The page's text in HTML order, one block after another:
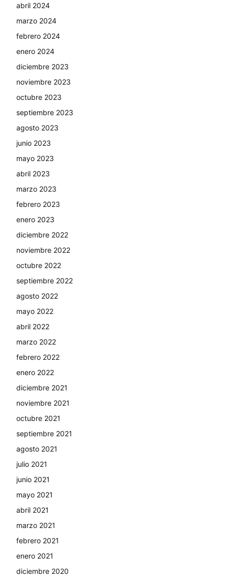
abril 2024
marzo 2024
febrero 2024
enero 2024
diciembre 2023
noviembre 2023
octubre 2023
septiembre 2023
agosto 2023
junio 2023
mayo 2023
abril 2023
marzo 2023
febrero 2023
enero 2023
diciembre 2022
noviembre 2022
octubre 2022
septiembre 2022
agosto 2022
mayo 2022
abril 2022
marzo 2022
febrero 2022
enero 2022
diciembre 2021
noviembre 2021
octubre 2021
septiembre 2021
agosto 2021
julio 2021
junio 2021
mayo 2021
abril 2021
marzo 2021
febrero 2021
enero 2021
diciembre 2020